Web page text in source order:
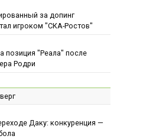
за допинг
игроком "СКА-Ростов"
позиция "Реала" после
Родри
Даку: конкуренция —